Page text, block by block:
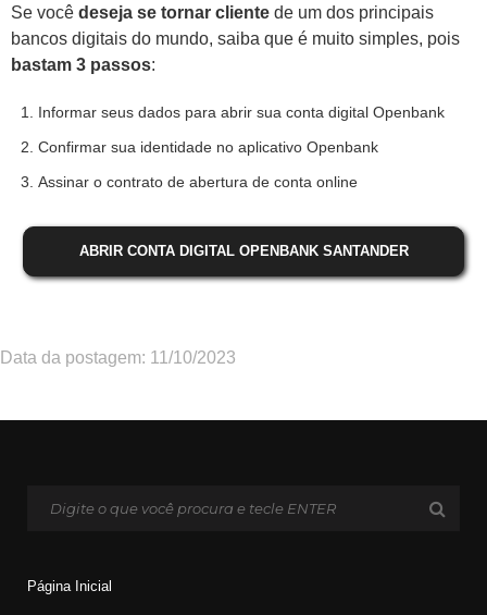
Se você deseja se tornar cliente de um dos principais
bancos digitais do mundo, saiba que é muito simples, pois
bastam 3 passos:
Informar seus dados para abrir sua conta digital Openbank
Confirmar sua identidade no aplicativo Openbank
Assinar o contrato de abertura de conta online
ABRIR CONTA DIGITAL OPENBANK SANTANDER
Data da postagem: 11/10/2023
Página Inicial